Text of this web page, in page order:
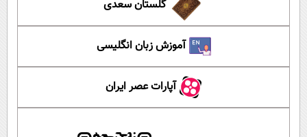
گلستان سعدی
آموزش زبان انگلیسی
آپارات عصر ایران